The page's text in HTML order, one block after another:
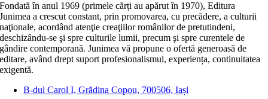
Fondată în anul 1969 (primele cărți au apărut în 1970), Editura
Junimea a crescut constant, prin promovarea, cu precădere, a culturii
naţionale, acordând atenţie creaţiilor românilor de pretutindeni,
deschizându-se şi spre culturile lumii, precum şi spre curentele de
gândire contemporană. Junimea vă propune o ofertă generoasă de
editare, având drept suport profesionalismul, experiența, continuitatea
exigentă.
B-dul Carol I, Grădina Copou, 700506, Iași